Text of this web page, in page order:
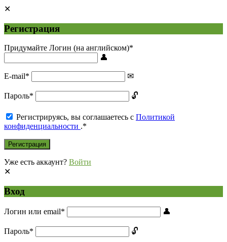
Регистрация
Придумайте Логин (на английском)*
E-mail*
Пароль*
Регистрируясь, вы соглашаетесь с Политикой
конфиденциальности .*
Уже есть аккаунт? Войти
Вход
Логин или email*
Пароль*